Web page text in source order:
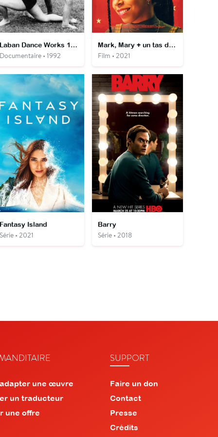
Laban Dance Works 1923-1928
• 1992
Mark, Mary + un tas d'autres gens
Film • 2021
Island
• 2021
Barry
Série • 2018
une œuvre
un traducteur
une offre
SUPPORT
Faire un don
Contact
Presse
Crédits